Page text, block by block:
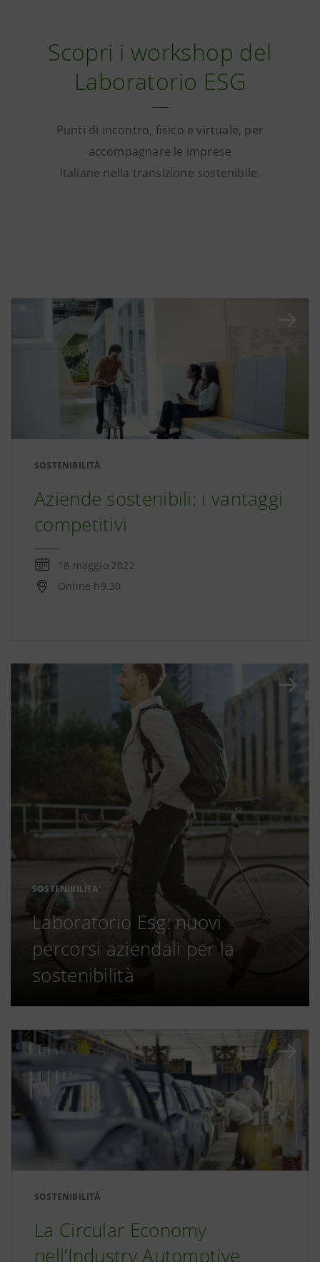
Scopri i workshop del
Laboratorio ESG
Punti di incontro, fisico e virtuale, per
accompagnare le imprese
italiane nella transizione sostenibile.
SOSTENIBILITÀ
Aziende sostenibili: i vantaggi
competitivi
18 maggio 2022
Online h9.30
SOSTENIBILITA'
Laboratorio Esg: nuovi
percorsi aziendali per la
sostenibilità
SOSTENIBILITÀ
La Circular Economy
nell’Industry Automotive